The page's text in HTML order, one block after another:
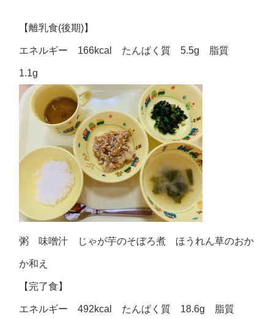
【離乳食(後期)】
エネルギー 166kcal たんぱく質 5.5g 脂質
1.1g
粥 味噌汁 じゃが芋のそぼろ煮 ほうれん草のおか
か和え
【完了食】
エネルギー 492kcal たんぱく質 18.6g 脂質